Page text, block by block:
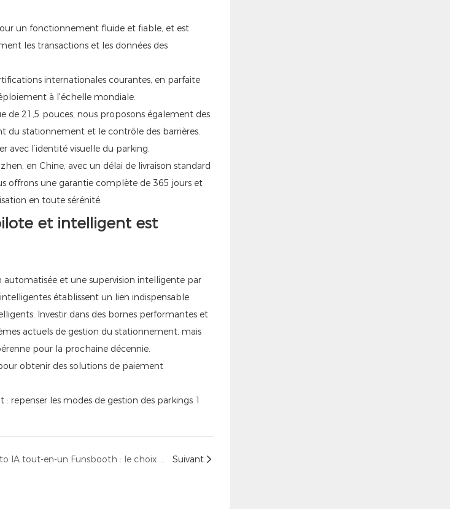
un fonctionnement fluide et fiable, et est
les transactions et les données des
internationales courantes, en parfaite
à l'échelle mondiale.
de 21,5 pouces, nous proposons également des
du stationnement et le contrôle des barrières.
avec l’identité visuelle du parking.
en Chine, avec un délai de livraison standard
offrons une garantie complète de 365 jours et
en toute sérénité.
et intelligent est
et une supervision intelligente par
établissent un lien indispensable
Investir dans des bornes performantes et
actuels de gestion du stationnement, mais
pour la prochaine décennie.
obtenir des solutions de paiement
Cabine photo IA tout-en-un Funsbooth : le choix numéro un pour les événements, les entreprises et l’activation de marques en 2026 Suivant